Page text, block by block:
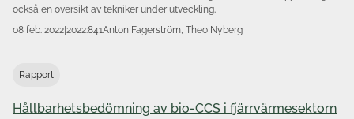
också en översikt av tekniker under utveckling.
08 feb. 2022|2022:841Anton Fagerström, Theo Nyberg
Rapport
Hållbarhetsbedömning av bio-CCS i fjärrvärmesektorn